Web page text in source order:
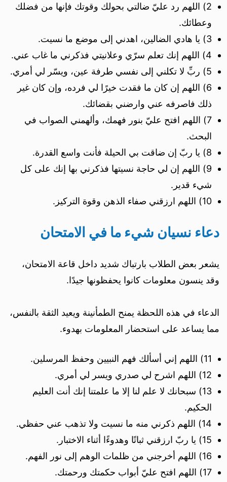
2) اللهم رد عليّ ضالتي بحولك وقوتك فإنها من فضلك
وعطائك.
3) يا هادي الضالين، اهدني إلى موضع ما نسيت.
4) اللهم إنك تعلم سرّي وعلانيتي فذكرني ما غاب عني.
5) ربِّ لا تكلني إلى نفسي طرفة عين، ويسّر لي أمري.
6) اللهم إن كان ما فقدت خيرًا لي فرده، وإن كان غير
ذلك فاصرفه عني وارضني بقضائك.
7) اللهم افتح عليّ بنور فهمك، وألهمني الصواب في
البحث.
8) يا ربّ إن ضاقت بي الحيلة فأنت واسع القدرة.
9) اللهم إن لي حاجة نسيتها فذكرني بها إنك على كل
شيء قدير.
10) اللهم ارزقني صفاء الذهن وقوة التركيز.
دعاء نسيان شيء ما في الامتحان
يشعر بعض الطلاب بارتباك شديد داخل قاعة الامتحان،
وقد ينسون معلومات كانوا يحفظونها جيدًا.
الدعاء في هذه اللحظة يمنح الطمأنينة ويعيد الثقة بالنفس،
مما يساعد على استحضار المعلومات بهدوء.
11) اللهم إني أسألك فهم النبيين وحفظ المرسلين.
12) اللهم اشرح لي صدري ويسر لي أمري.
13) سبحانك لا علم لنا إلا ما علمتنا إنك أنت العليم
الحكيم.
14) اللهم ذكرني منه ما نسيت ولا تذهب عني حفظي.
15) يا ربّ ارزقني ثباتًا وهدوءًا أثناء الاختبار.
16) اللهم أخرجني من ظلمات الوهم إلى نور الفهم.
17) اللهم افتح عليّ أبواب حكمتك ورحمتك.